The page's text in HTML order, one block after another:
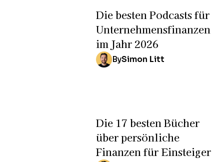
Die besten Podcasts für
Unternehmensfinanzen
im Jahr 2026
BySimon Litt
Die 17 besten Bücher
über persönliche
Finanzen für Einsteiger